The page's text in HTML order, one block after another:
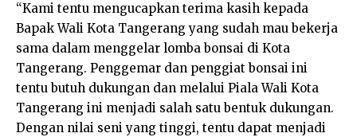
“Kami tentu mengucapkan terima kasih kepada
Bapak Wali Kota Tangerang yang sudah mau bekerja
sama dalam menggelar lomba bonsai di Kota
Tangerang. Penggemar dan penggiat bonsai ini
tentu butuh dukungan dan melalui Piala Wali Kota
Tangerang ini menjadi salah satu bentuk dukungan.
Dengan nilai seni yang tinggi, tentu dapat menjadi